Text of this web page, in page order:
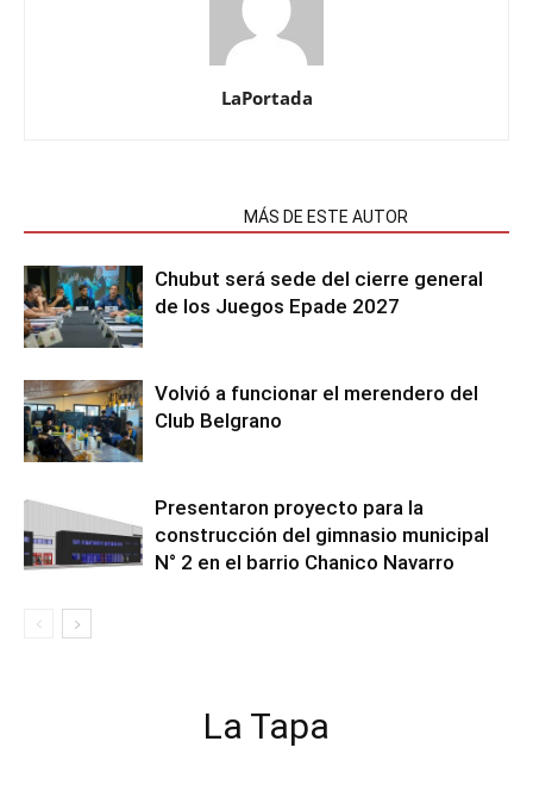
LaPortada
MÁS DE ESTE AUTOR
Chubut será sede del cierre general
de los Juegos Epade 2027
Volvió a funcionar el merendero del
Club Belgrano
Presentaron proyecto para la
construcción del gimnasio municipal
N° 2 en el barrio Chanico Navarro
La Tapa